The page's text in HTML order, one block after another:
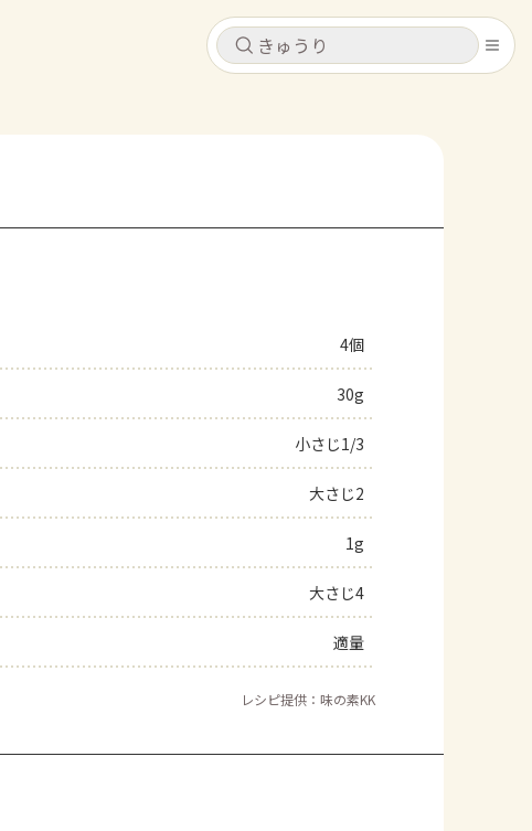
キャンセル
レシピ
トーク
よくあるお問い合わせ
AJINOMOTO PARK とは
キャンセル
4個
30g
小さじ1/3
大さじ2
1g
大さじ4
適量
レシピ提供：味の素KK